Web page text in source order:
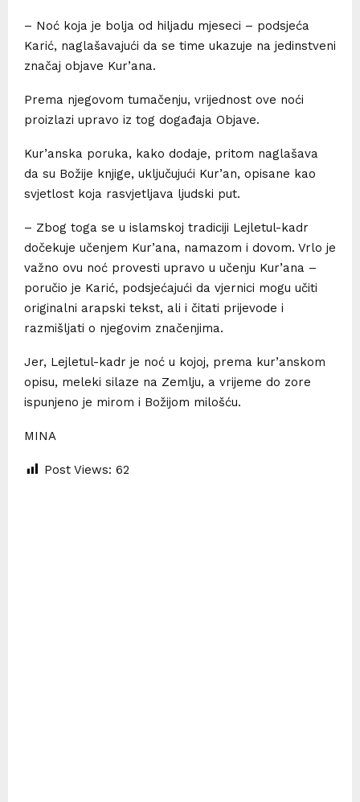
– Noć koja je bolja od hiljadu mjeseci – podsjeća
Karić, naglašavajući da se time ukazuje na jedinstveni
značaj objave Kur’ana.
Prema njegovom tumačenju, vrijednost ove noći
proizlazi upravo iz tog događaja Objave.
Kur’anska poruka, kako dodaje, pritom naglašava
da su Božije knjige, uključujući Kur’an, opisane kao
svjetlost koja rasvjetljava ljudski put.
– Zbog toga se u islamskoj tradiciji Lejletul-kadr
dočekuje učenjem Kur’ana, namazom i dovom. Vrlo je
važno ovu noć provesti upravo u učenju Kur’ana –
poručio je Karić, podsjećajući da vjernici mogu učiti
originalni arapski tekst, ali i čitati prijevode i
razmišljati o njegovim značenjima.
Jer, Lejletul-kadr je noć u kojoj, prema kur’anskom
opisu, meleki silaze na Zemlju, a vrijeme do zore
ispunjeno je mirom i Božijom milošću.
MINA
Post Views: 62